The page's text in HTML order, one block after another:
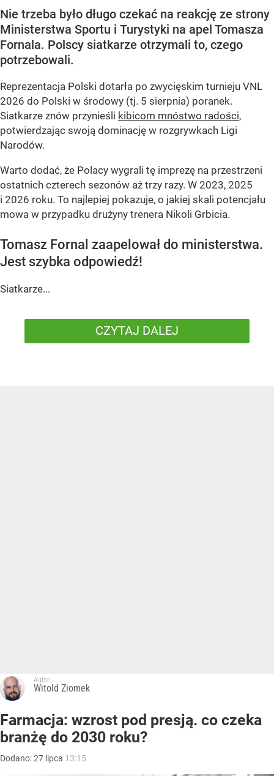
Nie trzeba było długo czekać na reakcję ze strony
Ministerstwa Sportu i Turystyki na apel Tomasza
Fornala. Polscy siatkarze otrzymali to, czego
potrzebowali.
Reprezentacja Polski dotarła po zwycięskim turnieju VNL
2026 do Polski w środowy (tj. 5 sierpnia) poranek.
Siatkarze znów przynieśli kibicom mnóstwo radości,
potwierdzając swoją dominację w rozgrywkach Ligi
Narodów.
Warto dodać, że Polacy wygrali tę imprezę na przestrzeni
ostatnich czterech sezonów aż trzy razy. W 2023, 2025
i 2026 roku. To najlepiej pokazuje, o jakiej skali potencjału
mowa w przypadku drużyny trenera Nikoli Grbicia.
Tomasz Fornal zaapelował do ministerstwa.
Jest szybka odpowiedź!
Siatkarze...
CZYTAJ DALEJ
Autor:
Witold Ziomek
Farmacja: wzrost pod presją. co czeka
branżę do 2030 roku?
Dodano:27 lipca 13:15